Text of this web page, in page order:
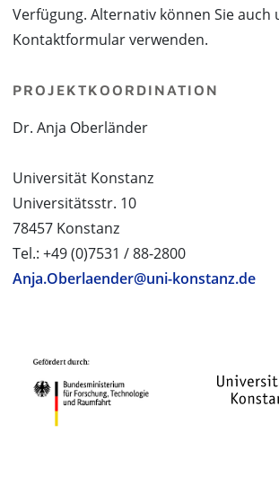
Verfügung. Alternativ können Sie auch
Kontaktformular verwenden.
PROJEKTKOORDINATION
Dr. Anja Oberländer
Universität Konstanz
Universitätsstr. 10
78457 Konstanz
Tel.: +49 (0)7531 / 88-2800
Anja.Oberlaender@uni-konstanz.de